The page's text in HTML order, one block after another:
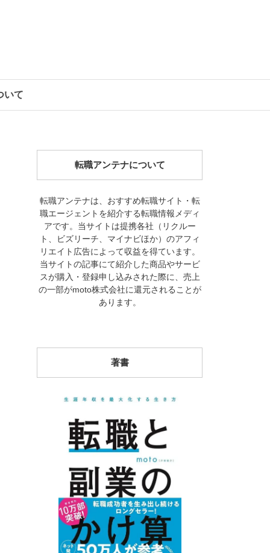
いて
転職アンテナについて
転職アンテナは、おすすめ転職サイト・転
職エージェントを紹介する転職情報メディ
アです。当サイトは提携各社（リクルー
ト、ビズリーチ、マイナビほか）のアフィ
リエイト広告によって収益を得ています。
当サイトの記事にて紹介した商品やサービ
スが購入・登録申し込みされた際に、売上
の一部がmoto株式会社に還元されることが
あります。
著書